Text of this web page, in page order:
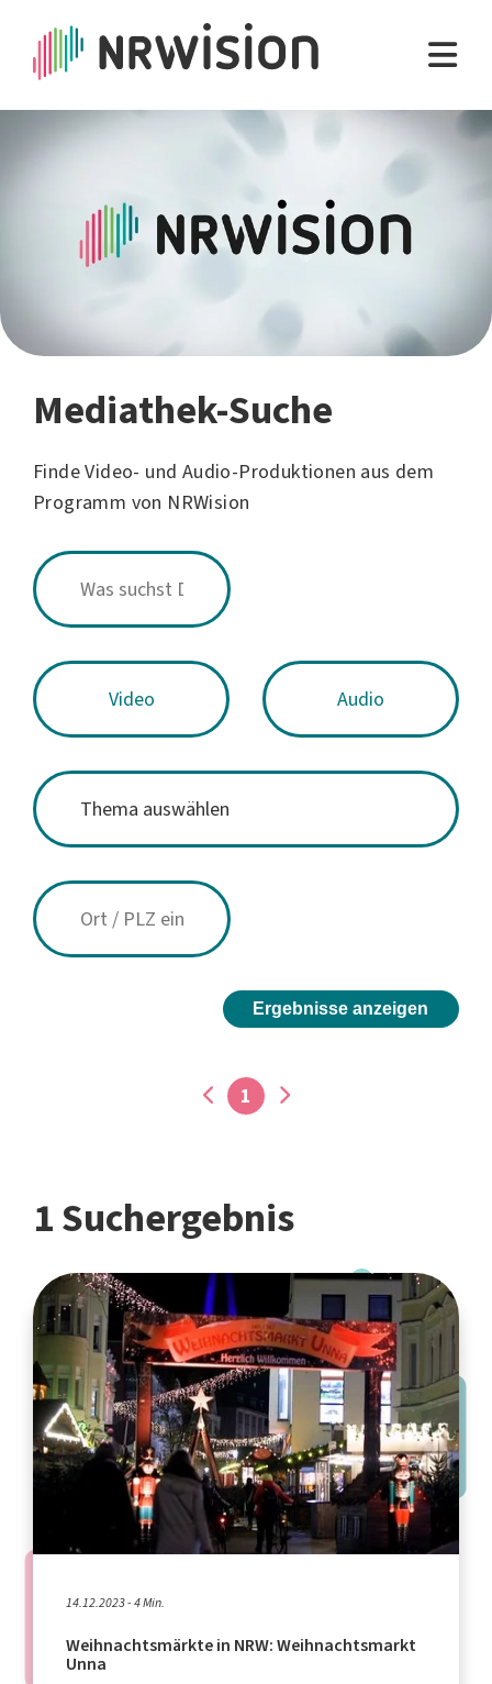
Mediathek-Suche
Finde Video- und Audio-Produktionen aus dem
Programm von NRWision
Video Audio
Ergebnisse anzeigen
1
1 Suchergebnis
14.12.2023 - 4 Min.
Weihnachtsmärkte in NRW: Weihnachtsmarkt
Unna